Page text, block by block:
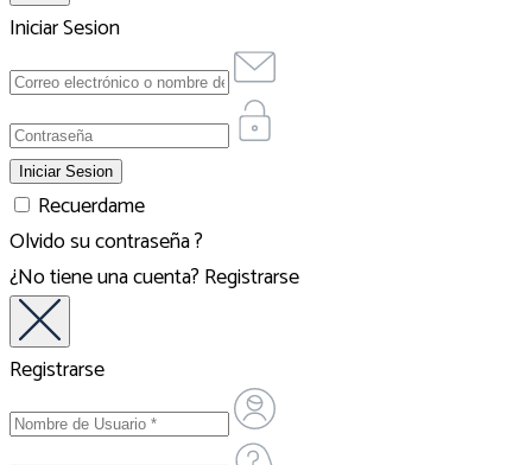
Iniciar Sesion
Recuerdame
Olvido su contraseña ?
¿No tiene una cuenta? Registrarse
Registrarse